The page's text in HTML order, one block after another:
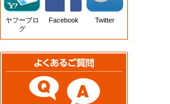
ヤフーブロ
グ
Facebook Twitter